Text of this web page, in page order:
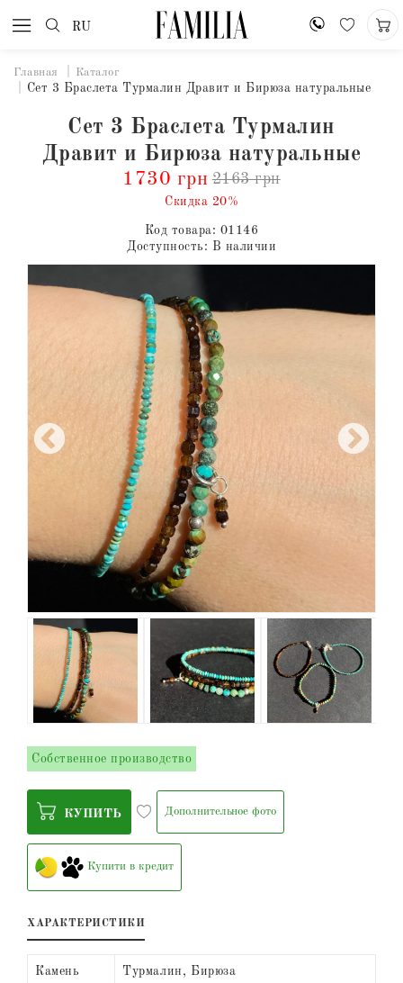
RU
Главная Каталог
Сет 3 Браслета Турмалин Дравит и Бирюза натуральные
Сет 3 Браслета Турмалин
Дравит и Бирюза натуральные
1730 грн 2163 грн
Скидка 20%
Код товара: 01146
Доступность: В наличии
Собственное производство
КУПИТЬ Дополнительное фото
Купити в кредит
ХАРАКТЕРИСТИКИ
Камень Турмалин, Бирюза